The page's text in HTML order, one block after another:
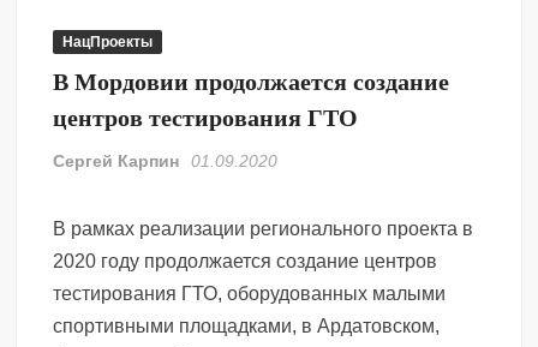
НацПроекты
В Мордовии продолжается создание
центров тестирования ГТО
Сергей Карпин 01.09.2020
В рамках реализации регионального проекта в
2020 году продолжается создание центров
тестирования ГТО, оборудованных малыми
спортивными площадками, в Ардатовском,